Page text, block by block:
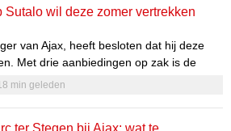
generatie voetballers die klaar is voor
wil deze zomer vertrekken
van Ajax, heeft besloten dat hij deze
Met drie aanbiedingen op zak is de
nieuwe uitdaging. Deze beslissing komt
heeft zijn tijd bij Ajax goed benut en is
min geleden
ter Stegen bij Ajax: wat te